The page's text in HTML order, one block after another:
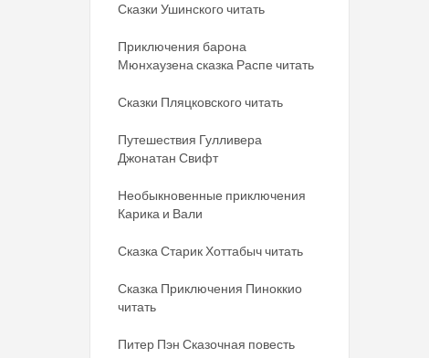
Сказки Ушинского читать
Приключения барона
Мюнхаузена сказка Распе читать
Сказки Пляцковского читать
Путешествия Гулливера
Джонатан Свифт
Необыкновенные приключения
Карика и Вали
Сказка Старик Хоттабыч читать
Сказка Приключения Пиноккио
читать
Питер Пэн Сказочная повесть